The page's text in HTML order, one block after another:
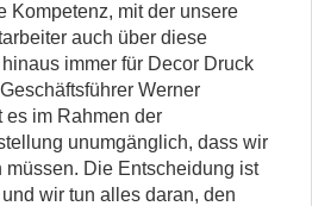
Kompetenz, mit der unsere
auch über diese
immer für Decor Druck
Werner
es im Rahmen der
unumgänglich, dass wir
müssen. Die Entscheidung ist
wir tun alles daran, den